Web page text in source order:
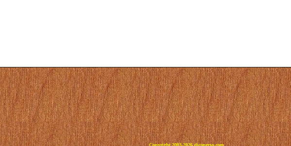
Copyright 2003-2026 dicoperso.com